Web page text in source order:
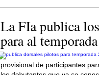
La FIa publica
para al
provisional de participantes